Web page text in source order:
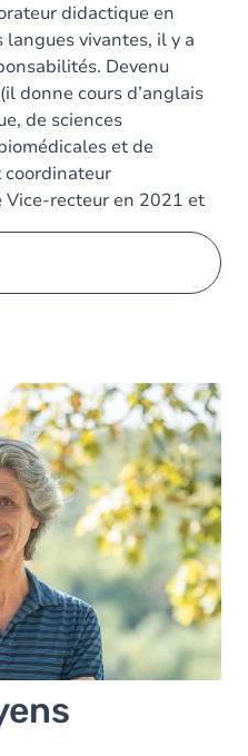
didactique en
langues vivantes, il y a
Devenu
donne cours d’anglais
de sciences
et de
coordinateur
Vice-recteur en 2021 et